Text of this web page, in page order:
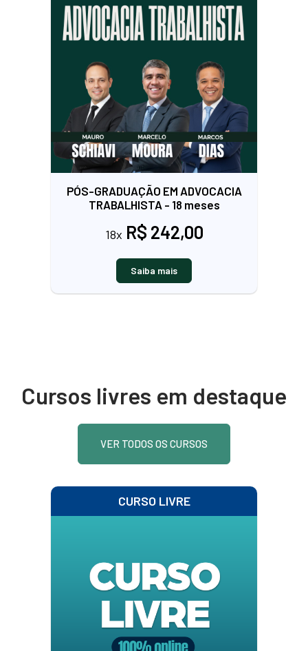
PÓS-GRADUAÇÃO EM ADVOCACIA
TRABALHISTA - 18 meses
18x R$ 242,00
Saiba mais
Cursos livres em destaque
VER TODOS OS CURSOS
CURSO LIVRE